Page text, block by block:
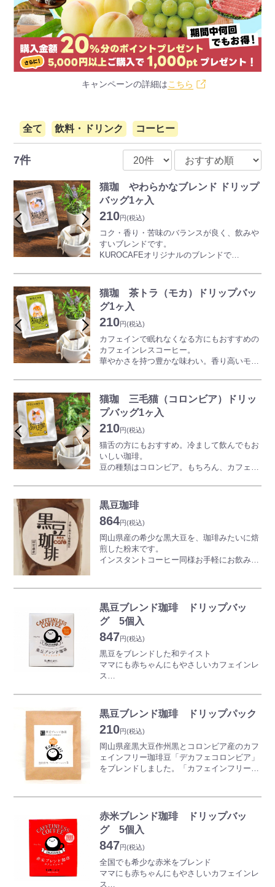
キャンペーンの詳細はこちら
全て 飲料・ドリンク コーヒー
7件
猫珈 やわらかなブレンド ドリップ
バッグ1ヶ入
210円(税込)
コク・香り・苦味のバランスが良く、飲みや
すいブレンドです。
KUROCAFEオリジナルのブレンドで
ルクやお砂糖とも相性が良いので
気分に合わせてお楽しみ頂けます。
甘いスイーツと相性が良く、洋菓子だけでな
く和菓子と一緒にいただくのもおすすめで
生豆生産国名：コロンビア、エチオピア、他
※本品生産工場では大豆を使用した製品も製
［猫珈×どうぶつ基金］
KUROCAFEの「DECAF 猫珈」は
公益財団法人どうぶつ基金様と提携。
売上の一部を寄付しています。
猫・犬の殺処分ゼロの社会を目指して
私たちにもできることで支援してまいりま
す。
猫珈 茶トラ（モカ）ドリップバッ
グ1ヶ入
210円(税込)
カフェインで眠れなくなる方にもおすすめの
カフェインレスコーヒー。
華やかさを持つ豊かな味わい。香り高いモ
とした味を、手軽にドリップバッグで。ぜひ
お楽しみください。
KUROCAFEの猫珈の モカは香りを損なわ
ないようにハイローストにしております。
（生豆生産国名 エチオピア）
※本品生産工場では大豆を使用した製品も製
造しています。
KUROCAFEの「DECAF 猫珈」は
公益財団法人どうぶつ基金様と提携。
売上の一部を寄付しています。
猫・犬の殺処分ゼロの社会を目指して
私たちにもできることで支援してまいりま
す。
猫珈 三毛猫（コロンビア）ドリッ
プバッグ1ヶ入
210円(税込)
猫舌の方にもおすすめ。冷まして飲んでもお
いしい珈琲。
豆の種類はコロンビア。もちろん、カフェイ
味はローストナッツのような香ばしさとマイ
ルドなコクが特徴。
原材料名／コーヒー豆（カフェインレス）
（生豆生産国名 コロンビア）
※本品生産工場では大豆を使用した製品も製
造しています。
＿＿＿＿＿＿＿＿＿＿
［猫珈×どうぶつ基金］
人どうぶつ基金様と提携。
売上の一部を寄付しています。
猫・犬の殺処分ゼロの社会を目指して
私たちにもできることで支援してまいりま
す。
黒豆珈琲
864円(税込)
岡山県産の希少な黒大豆を、珈琲みたいに焙
煎した粉末です。
インスタントコーヒー同様お手軽にお飲みい
また牛乳を注いでメープルシロップなどを加
え、ココアのようにしてお召し上がりいただ
けます。
手軽においしく飲める黒豆珈琲をぜひお試し
ください。
黒豆ブレンド珈琲 ドリップバッ
グ 5個入
847円(税込)
黒豆をブレンドした和テイスト
ママにも赤ちゃんにもやさしいカフェインレ
ス
岡山県産ブランド黒大豆「作州黒」を丹念に
焙煎、黒豆の風味を引き出しコーヒー豆とブ
レンド。大豆特有の甘みによるやわらかな味
わいで、酸味を感じにくいのも特徴。妊娠
中・授乳中の方、体質的にカフェインを控え
ている方にもおすすめのカフェインレスコー
ヒーです。
抜く「スイスウォーター方式」という製法を
黒豆ブレンド珈琲 ドリップパック
210円(税込)
岡山県産黒大豆作州黒とコロンビア産のカフ
ェインフリー珈琲豆「デカフェコロンビア」
をブレンドしました。「カフェインフリー」
コロンビア産珈琲豆のコクと旨味をそのまま
に、黒大豆特有の豊かな風味と甘さが加味さ
れたカフェインフリーの“黒豆ブレンド珈
琲”です。
1杯ずつ飲めるドリップバッグです。新鮮な
挽きたての豆を1杯ずつパックしました。カ
ップにのせてお湯を注ぐだけで手軽にお愉し
赤米ブレンド珈琲 ドリップバッ
グ 5個入
847円(税込)
全国でも希少な赤米をブレンド
ママにも赤ちゃんにもやさしいカフェインレ
ス